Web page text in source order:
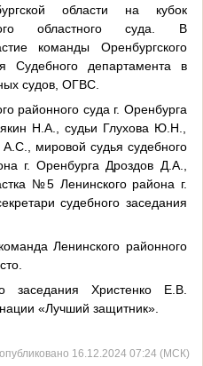
области на кубок
областного суда. В
команды Оренбургского
Судебного департамента в
судов, ОГВС.
районного суда г. Оренбурга
Н.А., судьи Глухова Ю.Н.,
мировой судья судебного
г. Оренбурга Дроздов Д.А.,
№5 Ленинского района г.
судебного заседания
Ленинского районного
Христенко Е.В.
«Лучший защитник».
опубликовано 16.12.2024 07:24 (МСК)